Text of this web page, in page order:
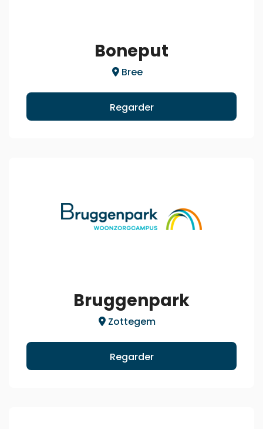
Boneput
Bree
Regarder
Bruggenpark
Zottegem
Regarder